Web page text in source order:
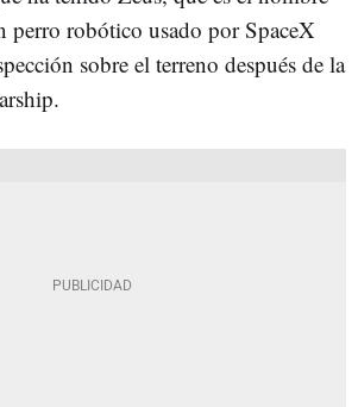
perro robótico usado por SpaceX
sobre el terreno después de la